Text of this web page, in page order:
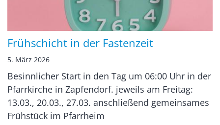
Frühschicht in der Fastenzeit
5. März 2026
Besinnlicher Start in den Tag um 06:00 Uhr in der
Pfarrkirche in Zapfendorf. jeweils am Freitag:
13.03., 20.03., 27.03. anschließend gemeinsames
Frühstück im Pfarrheim